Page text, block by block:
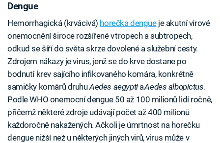
Dengue
Hemorrhagická (krvácivá) horečka dengueje akutní virové
onemocnění široce rozšířené v tropech a subtropech,
odkud se šíří do světa skrze dovolené a služební cesty.
Zdrojem nákazy je virus, jenž se do krve dostane po
bodnutí krev sajícího infikovaného komára, konkrétně
samičky komárů druhuAedes aegypti aAedes albopictus.
Podle WHO onemocní dengue 50 až 100 milionů lidí ročně,
přičemž některé zdroje udávají počet až 400 milionů
každoročně nakažených. Ačkoli je úmrtnost na horečku
dengue nižší než u některých jiných virů, virus může v